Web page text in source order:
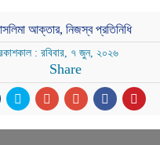
আক্তার, নিজস্ব প্রতিনিধি
: রবিবার, ৭ জুন, ২০২৬
Share